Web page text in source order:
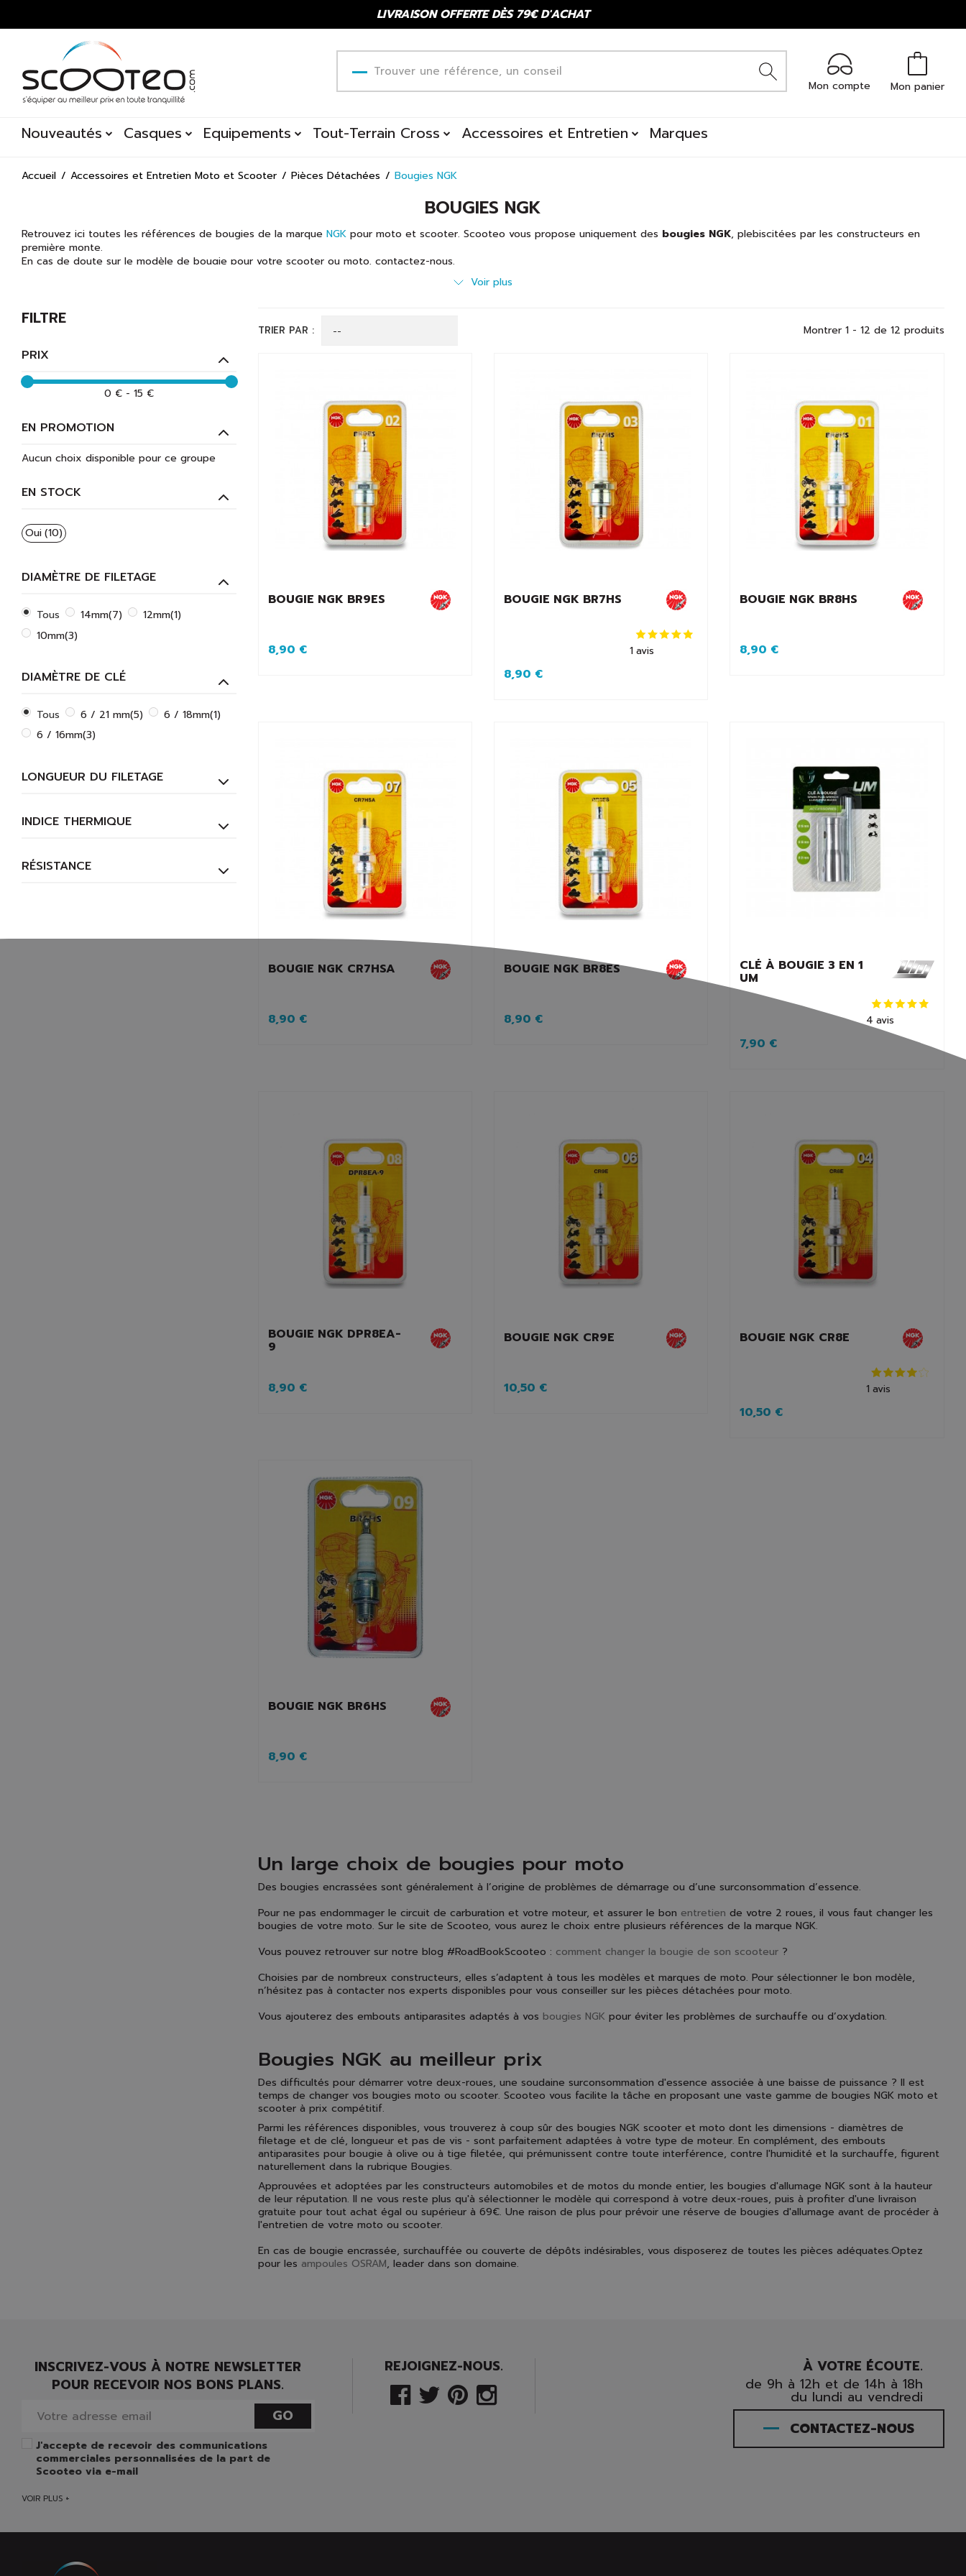
LIVRAISON OFFERTE DÈS 79€ D'ACHAT
Mon compte Mon panier
Nouveautés Casques Equipements Tout-Terrain Cross Accessoires et Entretien Marques
Accueil Accessoires et Entretien Moto et Scooter Pièces Détachées Bougies NGK
BOUGIES NGK
Retrouvez ici toutes les références de bougies de la marque NGK pour moto et scooter. Scooteo vous propose uniquement des bougies NGK, plebiscitées par les constructeurs en
première monte.
En cas de doute sur le modèle de bougie pour votre scooter ou moto, contactez-nous.
présent sur notre site.Voir plus
FILTRE
PRIX
0 € - 15 €
EN PROMOTION
Aucun choix disponible pour ce groupe
EN STOCK
Oui(10)
DIAMÈTRE DE FILETAGE
Tous 14mm(7) 12mm(1)
10mm(3)
DIAMÈTRE DE CLÉ
Tous 6 / 21 mm(5) 6 / 18mm(1)
6 / 16mm(3)
LONGUEUR DU FILETAGE
INDICE THERMIQUE
RÉSISTANCE
TRIER PAR : -- Montrer 1 - 12 de 12 produits
BOUGIE NGK BR9ES
8,90 €
BOUGIE NGK BR7HS
1 avis
8,90 €
BOUGIE NGK BR8HS
8,90 €
BOUGIE NGK CR7HSA
8,90 €
BOUGIE NGK BR8ES
8,90 €
CLÉ À BOUGIE 3 EN 1
UM
4 avis
7,90 €
BOUGIE NGK DPR8EA-
9
8,90 €
BOUGIE NGK CR9E
10,50 €
BOUGIE NGK CR8E
1 avis
10,50 €
BOUGIE NGK BR6HS
8,90 €
Un large choix de bougies pour moto
Des bougies encrassées sont généralement à l’origine de problèmes de démarrage ou d’une surconsommation d’essence.
Pour ne pas endommager le circuit de carburation et votre moteur, et assurer le bon entretien de votre 2 roues, il vous faut changer les
bougies de votre moto. Sur le site de Scooteo, vous aurez le choix entre plusieurs références de la marque NGK.
Vous pouvez retrouver sur notre blog #RoadBookScooteo : comment changer la bougie de son scooteur ?
Choisies par de nombreux constructeurs, elles s’adaptent à tous les modèles et marques de moto. Pour sélectionner le bon modèle,
n’hésitez pas à contacter nos experts disponibles pour vous conseiller sur les pièces détachées pour moto.
Vous ajouterez des embouts antiparasites adaptés à vos bougies NGK pour éviter les problèmes de surchauffe ou d’oxydation.
Bougies NGK au meilleur prix
Des difficultés pour démarrer votre deux-roues, une soudaine surconsommation d'essence associée à une baisse de puissance ? Il est
temps de changer vos bougies moto ou scooter. Scooteo vous facilite la tâche en proposant une vaste gamme de bougies NGK moto et
scooter à prix compétitif.
Parmi les références disponibles, vous trouverez à coup sûr des bougies NGK scooter et moto dont les dimensions - diamètres de
filetage et de clé, longueur et pas de vis - sont parfaitement adaptées à votre type de moteur. En complément, des embouts
antiparasites pour bougie à olive ou à tige filetée, qui prémunissent contre toute interférence, contre l'humidité et la surchauffe, figurent
naturellement dans la rubrique Bougies.
Approuvées et adoptées par les constructeurs automobiles et de motos du monde entier, les bougies d'allumage NGK sont à la hauteur
de leur réputation. Il ne vous reste plus qu'à sélectionner le modèle qui correspond à votre deux-roues, puis à profiter d'une livraison
gratuite pour tout achat égal ou supérieur à 69€. Une raison de plus pour prévoir une réserve de bougies d'allumage avant de procéder à
l'entretien de votre moto ou scooter.
En cas de bougie encrassée, surchauffée ou couverte de dépôts indésirables, vous disposerez de toutes les pièces adéquates.Optez
pour les ampoules OSRAM, leader dans son domaine.
INSCRIVEZ-VOUS À NOTRE NEWSLETTER
POUR RECEVOIR NOS BONS PLANS.
GO
J'accepte de recevoir des communications
commerciales personnalisées de la part de
Scooteo via e-mail
VOIR PLUS +
REJOIGNEZ-NOUS.
À VOTRE ÉCOUTE.
de 9h à 12h et de 14h à 18h
du lundi au vendredi
CONTACTEZ-NOUS